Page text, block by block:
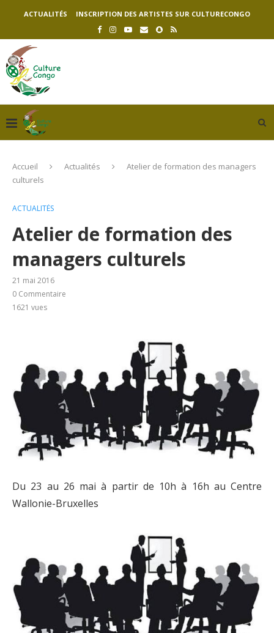
ACTUALITÉS INSCRIPTION DES ARTISTES SUR CULTURECONGO
Accueil Actualités
Atelier de formation des managers
culturels
ACTUALITÉS
Atelier de formation des
managers culturels
21 mai 2016
0 Commentaire
1621 vues
Du 23 au 26 mai à partir de 10h à 16h au Centre
Wallonie-Bruxelles